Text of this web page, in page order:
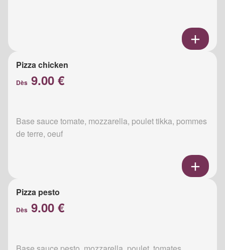
Pizza chicken
Dès 9.00 €
Base sauce tomate, mozzarella, poulet tikka, pommes
de terre, oeuf
Pizza pesto
Dès 9.00 €